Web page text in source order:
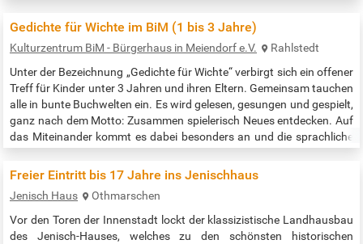
gelesen, gespielt oder sich ausgetauscht werden. Ältere
Gedichte für Wichte im BiM (1 bis 3 Jahre)
Kulturzentrum BiM - Bürgerhaus in Meiendorf e.V.
Rahlstedt
Unter der Bezeichnung „Gedichte für Wichte“ verbirgt sich ein offener
Treff für Kinder unter 3 Jahren und ihren Eltern. Gemeinsam tauchen
alle in bunte Buchwelten ein. Es wird gelesen, gesungen und gespielt,
ganz nach dem Motto: Zusammen spielerisch Neues entdecken. Auf
das Miteinander kommt es dabei besonders an und die sprachliche
doch gerne mit ihren „kleinen Wichten“ vorbei! Einfach…
Freier Eintritt bis 17 Jahre ins Jenischhaus
Jenisch Haus
Othmarschen
Vor den Toren der Innenstadt lockt der klassizistische Landhausbau
des Jenisch-Hauses, welches zu den schönsten historischen